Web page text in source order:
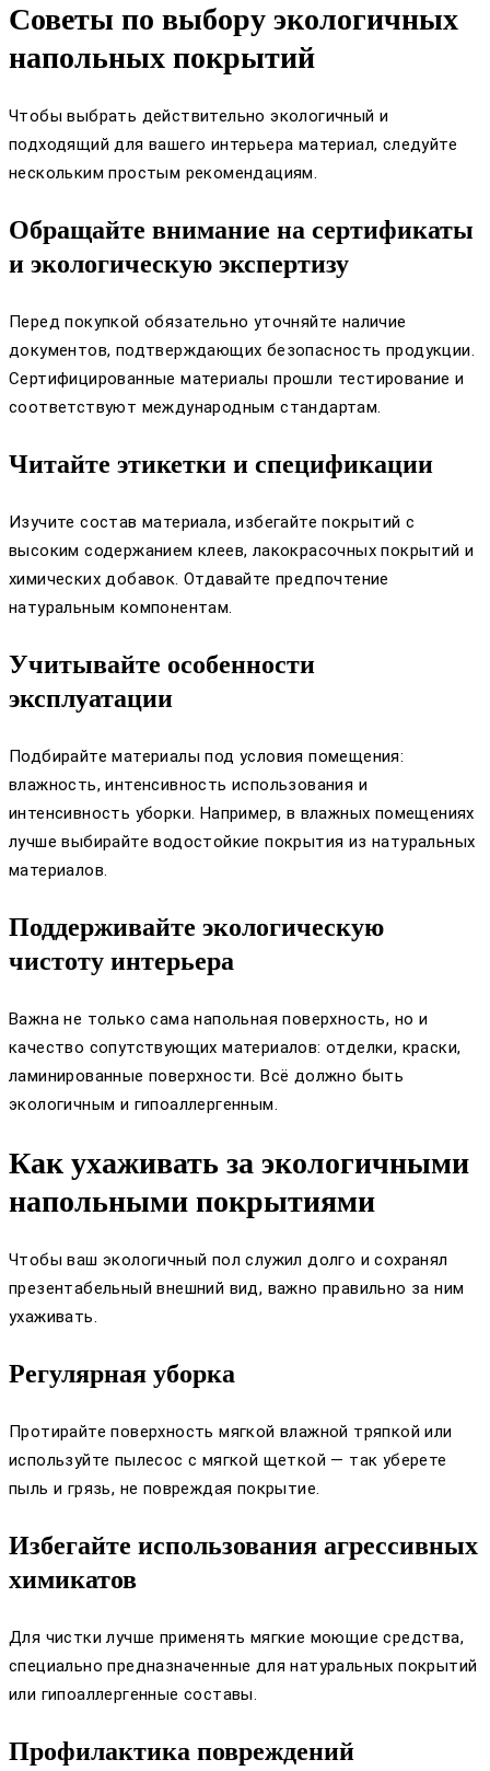
Советы по выбору экологичных
напольных покрытий
Чтобы выбрать действительно экологичный и
подходящий для вашего интерьера материал, следуйте
нескольким простым рекомендациям.
Обращайте внимание на сертификаты
и экологическую экспертизу
Перед покупкой обязательно уточняйте наличие
документов, подтверждающих безопасность продукции.
Сертифицированные материалы прошли тестирование и
соответствуют международным стандартам.
Читайте этикетки и спецификации
Изучите состав материала, избегайте покрытий с
высоким содержанием клеев, лакокрасочных покрытий и
химических добавок. Отдавайте предпочтение
натуральным компонентам.
Учитывайте особенности
эксплуатации
Подбирайте материалы под условия помещения:
влажность, интенсивность использования и
интенсивность уборки. Например, в влажных помещениях
лучше выбирайте водостойкие покрытия из натуральных
материалов.
Поддерживайте экологическую
чистоту интерьера
Важна не только сама напольная поверхность, но и
качество сопутствующих материалов: отделки, краски,
ламинированные поверхности. Всё должно быть
экологичным и гипоаллергенным.
Как ухаживать за экологичными
напольными покрытиями
Чтобы ваш экологичный пол служил долго и сохранял
презентабельный внешний вид, важно правильно за ним
ухаживать.
Регулярная уборка
Протирайте поверхность мягкой влажной тряпкой или
используйте пылесос с мягкой щеткой — так уберете
пыль и грязь, не повреждая покрытие.
Избегайте использования агрессивных
химикатов
Для чистки лучше применять мягкие моющие средства,
специально предназначенные для натуральных покрытий
или гипоаллергенные составы.
Профилактика повреждений